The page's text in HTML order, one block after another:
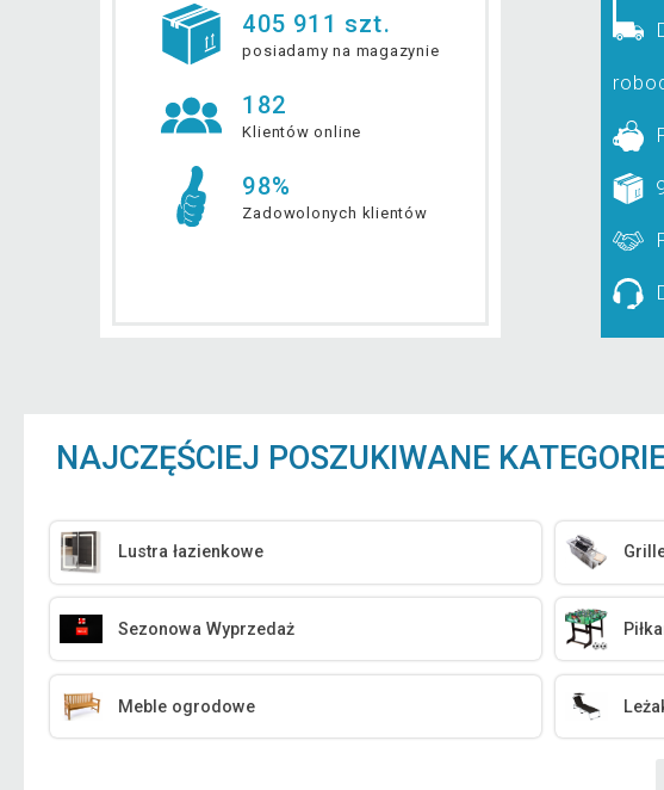
405 911 szt.
posiadamy na magazynie
182
Klientów online
98%
Zadowolonych klientów
NAJCZĘŚCIEJ POSZUKIWANE
Lustra łazienkowe
Sezonowa Wyprzedaż
Meble ogrodowe